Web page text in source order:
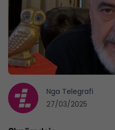
Nga Telegrafi
27/03/2025